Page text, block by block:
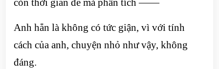
còn thời gian để mà phân tích ——
Anh hẳn là không có tức giận, vì với tính
cách của anh, chuyện nhỏ như vậy, không
đáng.